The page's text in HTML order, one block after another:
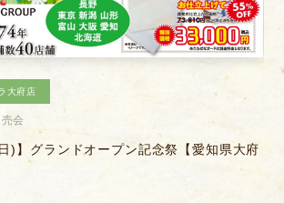
ポリシー
の店
楽しむ会
感謝会